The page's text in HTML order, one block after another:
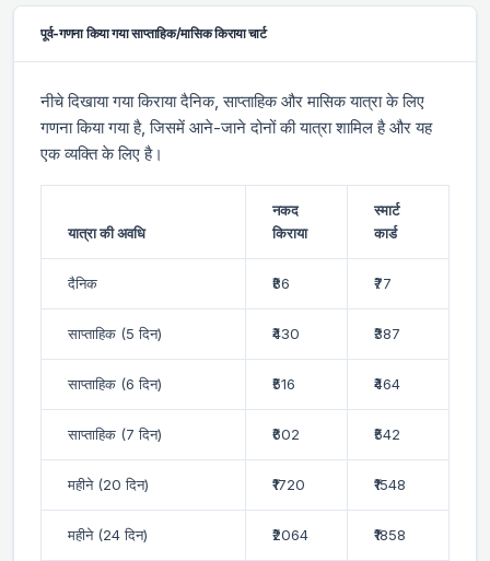
पूर्व-गणना किया गया साप्ताहिक/मासिक किराया चार्ट
नीचे दिखाया गया किराया दैनिक, साप्ताहिक और मासिक यात्रा के लिए
गणना किया गया है, जिसमें आने-जाने दोनों की यात्रा शामिल है और यह
एक व्यक्ति के लिए है।
यात्रा की अवधि
नकद
किराया
स्मार्ट
कार्ड
दैनिक ₹86 ₹77
साप्ताहिक (5 दिन) ₹430 ₹387
साप्ताहिक (6 दिन) ₹516 ₹464
साप्ताहिक (7 दिन) ₹602 ₹542
महीने (20 दिन) ₹1720 ₹1548
महीने (24 दिन) ₹2064 ₹1858